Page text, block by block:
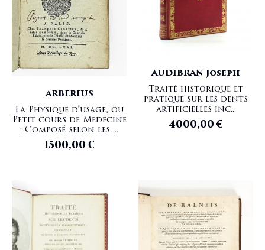
ARBERIUS
La Physique d'usage, ou
Petit cours de Medecine
: Composé selon les ...
1500,00€
AUDIBRAN Joseph
Traité historique et
pratique sur les dents
artificielles inc...
4000,00€